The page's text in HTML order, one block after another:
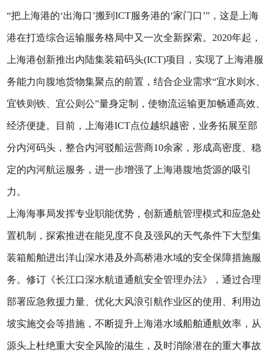
“把上海港的‘出海口’搬到ICT服务港的‘家门口’”，这是上海
港在打造综合运输服务格局中又一次全新探索。2020年起，
上海港创新推出内陆集装箱码头(ICT)项目，实现了上海港服
务能力向腹地货物集聚点的前置，结合企业需求“宜水则水、
宜铁则铁、宜公则公”量身定制，使物流运输更加畅通高效、
经济便捷。目前，上海港ICT点位越织越密，业务拓展至部
分内河码头，整合内河驳船运营商10余家，形成高密度、稳
定的内河航运服务，进一步增强了上海港腹地货源的吸引
力。
上海海事局发挥专业职能优势，创新通航管理模式和应急处
置机制，探索推进在能见度不良及强风的天气条件下大型集
装箱船舶进出洋山深水港及外高桥港水域的安全保障措施服
务。修订《长江口深水航道通航安全管理办法》，通过合理
部署应急救援力量、优化大风浪引航作业区的使用、利用边
坡实施交会等措施，不断提升上海港水域船舶通航效率，从
源头上杜绝重大安全风险的滋生，及时消除潜在的重大事故